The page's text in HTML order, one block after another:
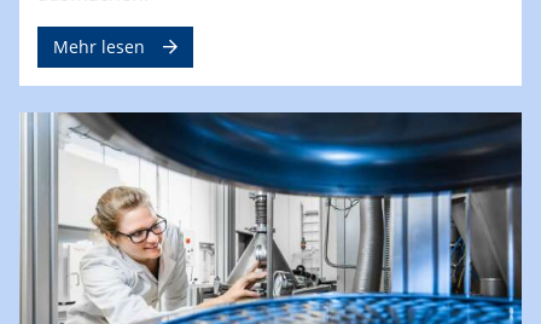
Mehr lesen